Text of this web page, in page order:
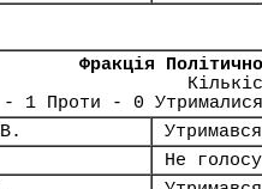
Фракція
1 Проти - 0
Утримався
Не